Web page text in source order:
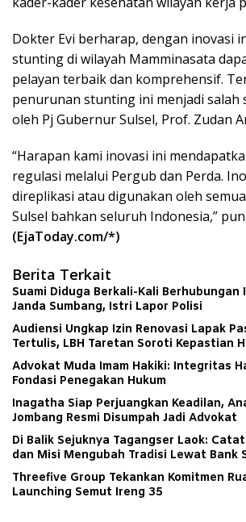
Dokter Evi berharap, dengan inovasi
stunting di wilayah Mamminasata
pelayan terbaik dan komprehensif.
penurunan stunting ini menjadi salah
oleh Pj Gubernur Sulsel, Prof. Zudan
“Harapan kami inovasi ini
regulasi melalui Pergub dan Perda.
direplikasi atau digunakan oleh
Sulsel bahkan seluruh Indonesia,”
(EjaToday.com/*)
Berita Terkait
Suami Diduga Berkali-Kali Berhubungan
Janda Sumbang, Istri Lapor Polisi
Audiensi Ungkap Izin Renovasi Lapak
Tertulis, LBH Taretan Soroti Kepastian
Advokat Muda Imam Hakiki: Integritas
Fondasi Penegakan Hukum
Inagatha Siap Perjuangkan Keadilan,
Jombang Resmi Disumpah Jadi Advokat
Di Balik Sejuknya Tagangser Laok:
dan Misi Mengubah Tradisi Lewat Bank
Threefive Group Tekankan Komitmen
Launching Semut Ireng 35